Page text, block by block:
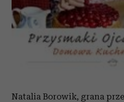
Natalia Borowik, grana